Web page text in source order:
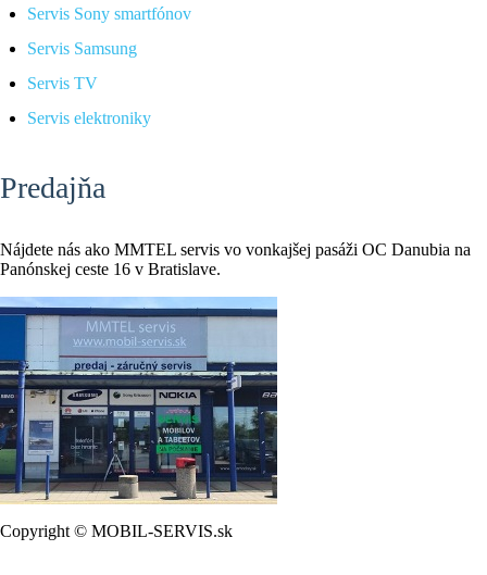
Servis Sony smartfónov
Servis Samsung
Servis TV
Servis elektroniky
Predajňa
Nájdete nás ako MMTEL servis vo vonkajšej pasáži OC Danubia na
Panónskej ceste 16 v Bratislave.
Copyright © MOBIL-SERVIS.sk